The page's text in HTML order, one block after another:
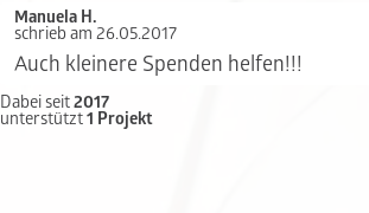
Manuela H.
schrieb am 26.05.2017
Auch kleinere Spenden helfen!!!
Dabei seit2017
unterstützt1 Projekt